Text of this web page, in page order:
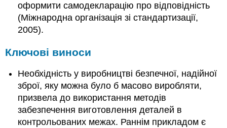
оформити самодекларацію про відповідність
(Міжнародна організація зі стандартизації,
2005).
Ключові виноси
Необхідність у виробництві безпечної, надійної
зброї, яку можна було б масово виробляти,
призвела до використання методів
забезпечення виготовлення деталей в
контрольованих межах. Раннім прикладом є